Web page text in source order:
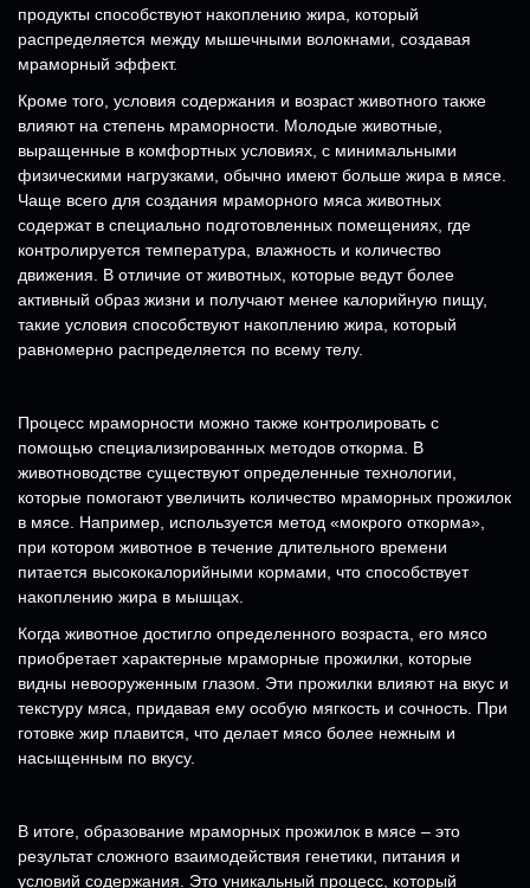
продукты способствуют накоплению жира, который
распределяется между мышечными волокнами, создавая
мраморный эффект.
Кроме того, условия содержания и возраст животного также
влияют на степень мраморности. Молодые животные,
выращенные в комфортных условиях, с минимальными
физическими нагрузками, обычно имеют больше жира в мясе.
Чаще всего для создания мраморного мяса животных
содержат в специально подготовленных помещениях, где
контролируется температура, влажность и количество
движения. В отличие от животных, которые ведут более
активный образ жизни и получают менее калорийную пищу,
такие условия способствуют накоплению жира, который
равномерно распределяется по всему телу.
Процесс мраморности можно также контролировать с
помощью специализированных методов откорма. В
животноводстве существуют определенные технологии,
которые помогают увеличить количество мраморных прожилок
в мясе. Например, используется метод «мокрого откорма»,
при котором животное в течение длительного времени
питается высококалорийными кормами, что способствует
накоплению жира в мышцах.
Когда животное достигло определенного возраста, его мясо
приобретает характерные мраморные прожилки, которые
видны невооруженным глазом. Эти прожилки влияют на вкус и
текстуру мяса, придавая ему особую мягкость и сочность. При
готовке жир плавится, что делает мясо более нежным и
насыщенным по вкусу.
В итоге, образование мраморных прожилок в мясе – это
результат сложного взаимодействия генетики, питания и
условий содержания. Это уникальный процесс, который